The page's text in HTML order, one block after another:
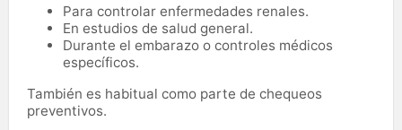
Para controlar enfermedades renales.
En estudios de salud general.
Durante el embarazo o controles médicos
específicos.
También es habitual como parte de chequeos
preventivos.